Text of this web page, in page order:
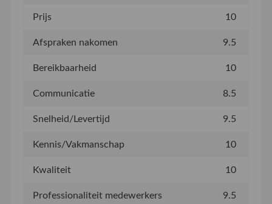
Prijs 10
Afspraken nakomen 9.5
Bereikbaarheid 10
Communicatie 8.5
Snelheid/Levertijd 9.5
Kennis/Vakmanschap 10
Kwaliteit 10
Professionaliteit medewerkers 9.5